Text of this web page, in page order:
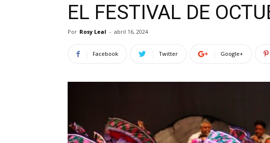
EL FESTIVAL DE
Por Rosy Leal - abril 16, 2024
Facebook Twitter Google+